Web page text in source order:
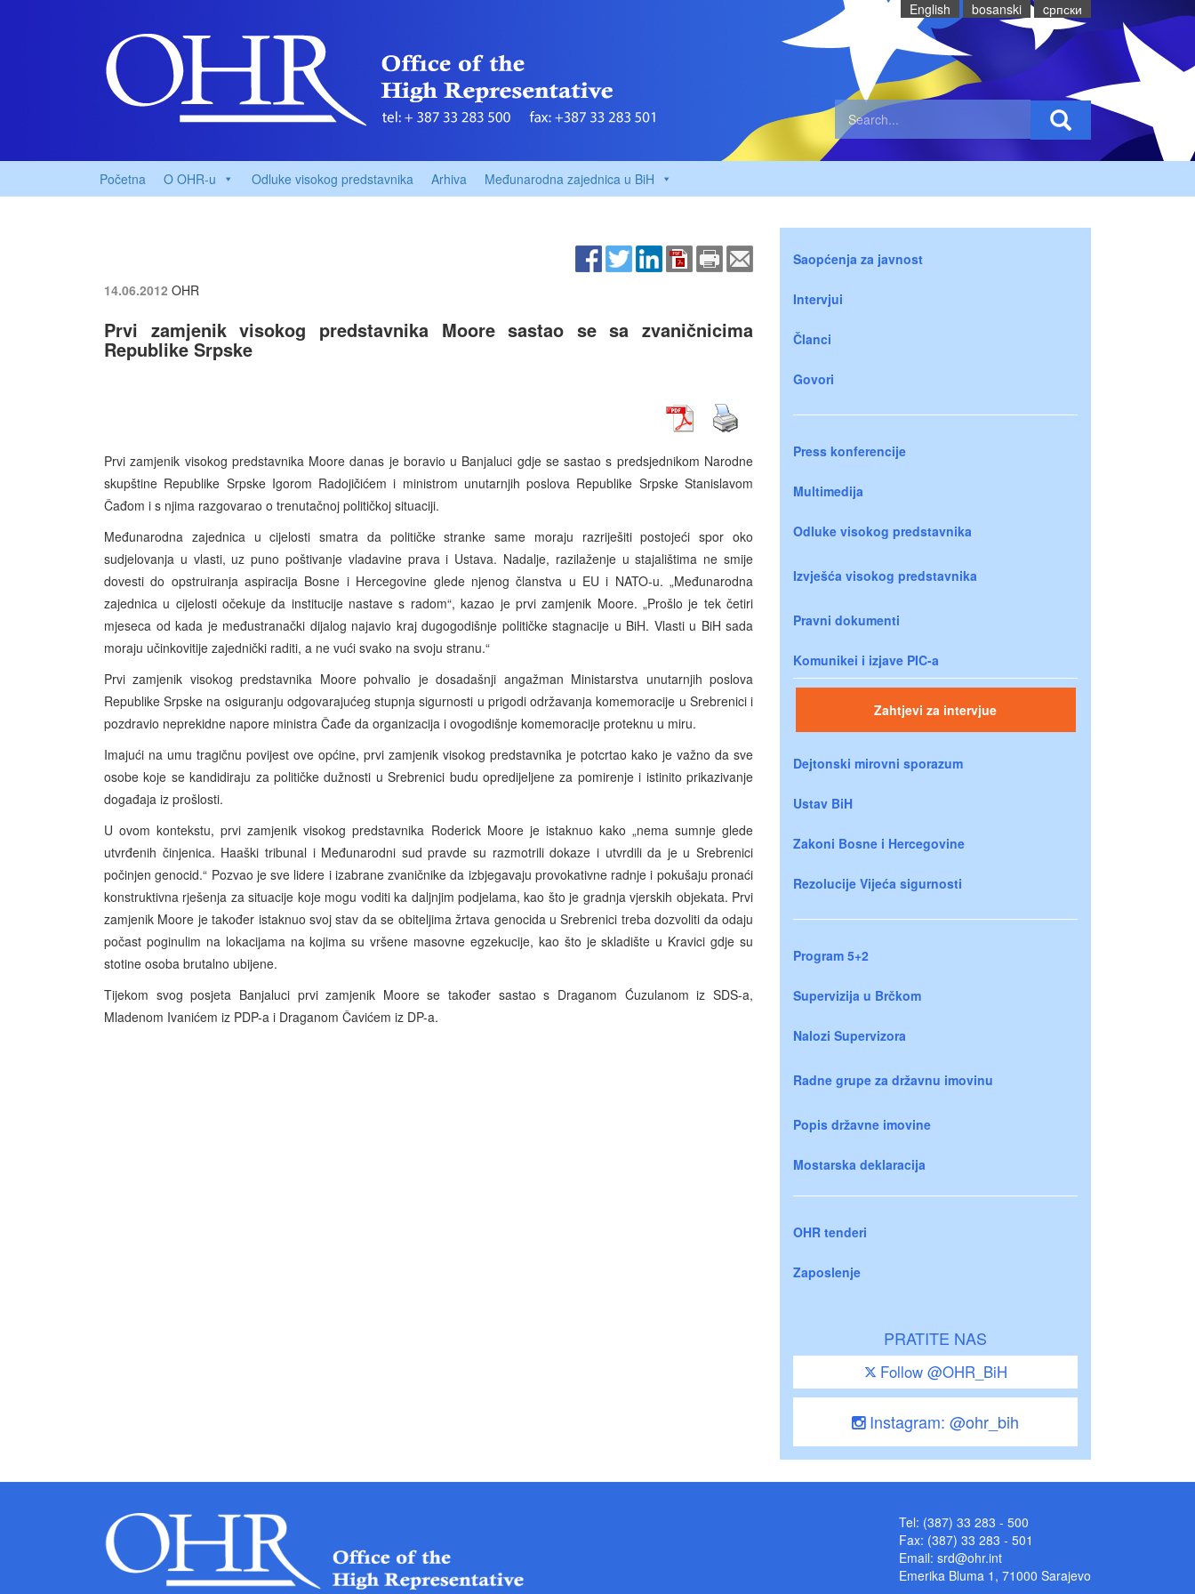
English bosanski cрпски
Početna O OHR-u Odluke visokog predstavnika Arhiva Međunarodna zajednica u BiH
14.06.2012 OHR
Prvi zamjenik visokog predstavnika Moore sastao se sa zvaničnicima
Republike Srpske
Prvi zamjenik visokog predstavnika Moore danas je boravio u Banjaluci gdje se sastao s predsjednikom Narodne
skupštine Republike Srpske Igorom Radojičićem i ministrom unutarnjih poslova Republike Srpske Stanislavom
Čađom i s njima razgovarao o trenutačnoj političkoj situaciji.
Međunarodna zajednica u cijelosti smatra da političke stranke same moraju razriješiti postojeći spor oko
sudjelovanja u vlasti, uz puno poštivanje vladavine prava i Ustava. Nadalje, razilaženje u stajalištima ne smije
dovesti do opstruiranja aspiracija Bosne i Hercegovine glede njenog članstva u EU i NATO-u. „Međunarodna
zajednica u cijelosti očekuje da institucije nastave s radom“, kazao je prvi zamjenik Moore. „Prošlo je tek četiri
mjeseca od kada je međustranački dijalog najavio kraj dugogodišnje političke stagnacije u BiH. Vlasti u BiH sada
moraju učinkovitije zajednički raditi, a ne vući svako na svoju stranu.“
Prvi zamjenik visokog predstavnika Moore pohvalio je dosadašnji angažman Ministarstva unutarnjih poslova
Republike Srpske na osiguranju odgovarajućeg stupnja sigurnosti u prigodi održavanja komemoracije u Srebrenici i
pozdravio neprekidne napore ministra Čađe da organizacija i ovogodišnje komemoracije proteknu u miru.
Imajući na umu tragičnu povijest ove općine, prvi zamjenik visokog predstavnika je potcrtao kako je važno da sve
osobe koje se kandidiraju za političke dužnosti u Srebrenici budu opredijeljene za pomirenje i istinito prikazivanje
događaja iz prošlosti.
U ovom kontekstu, prvi zamjenik visokog predstavnika Roderick Moore je istaknuo kako „nema sumnje glede
utvrđenih činjenica. Haaški tribunal i Međunarodni sud pravde su razmotrili dokaze i utvrdili da je u Srebrenici
počinjen genocid.“ Pozvao je sve lidere i izabrane zvaničnike da izbjegavaju provokativne radnje i pokušaju pronaći
konstruktivna rješenja za situacije koje mogu voditi ka daljnjim podjelama, kao što je gradnja vjerskih objekata. Prvi
zamjenik Moore je također istaknuo svoj stav da se obiteljima žrtava genocida u Srebrenici treba dozvoliti da odaju
počast poginulim na lokacijama na kojima su vršene masovne egzekucije, kao što je skladište u Kravici gdje su
stotine osoba brutalno ubijene.
Tijekom svog posjeta Banjaluci prvi zamjenik Moore se također sastao s Draganom Ćuzulanom iz SDS-a,
Mladenom Ivanićem iz PDP-a i Draganom Čavićem iz DP-a.
Saopćenja za javnost
Intervjui
Članci
Govori
Press konferencije
Multimedija
Odluke visokog predstavnika
Izvješća visokog predstavnika
Pravni dokumenti
Komunikei i izjave PIC-a
Zahtjevi za intervjue
Dejtonski mirovni sporazum
Ustav BiH
Zakoni Bosne i Hercegovine
Rezolucije Vijeća sigurnosti
Program 5+2
Supervizija u Brčkom
Nalozi Supervizora
Radne grupe za državnu imovinu
Popis državne imovine
Mostarska deklaracija
OHR tenderi
Zaposlenje
PRATITE NAS
Follow @OHR_BiH
Instagram: @ohr_bih
Tel: (387) 33 283 - 500
Fax: (387) 33 283 - 501
Email: srd@ohr.int
Emerika Bluma 1, 71000 Sarajevo